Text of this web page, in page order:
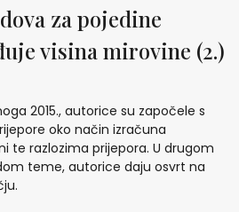
za pojedine
visina mirovine (2.)
2015., autorice su započele s
oko način izračuna
te razlozima prijepora. U drugom
teme, autorice daju osvrt na